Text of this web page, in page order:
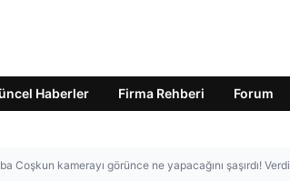
Haberler Firma Rehberi Forum
Coşkun kamerayı görünce ne yapacağını şaşırdı!